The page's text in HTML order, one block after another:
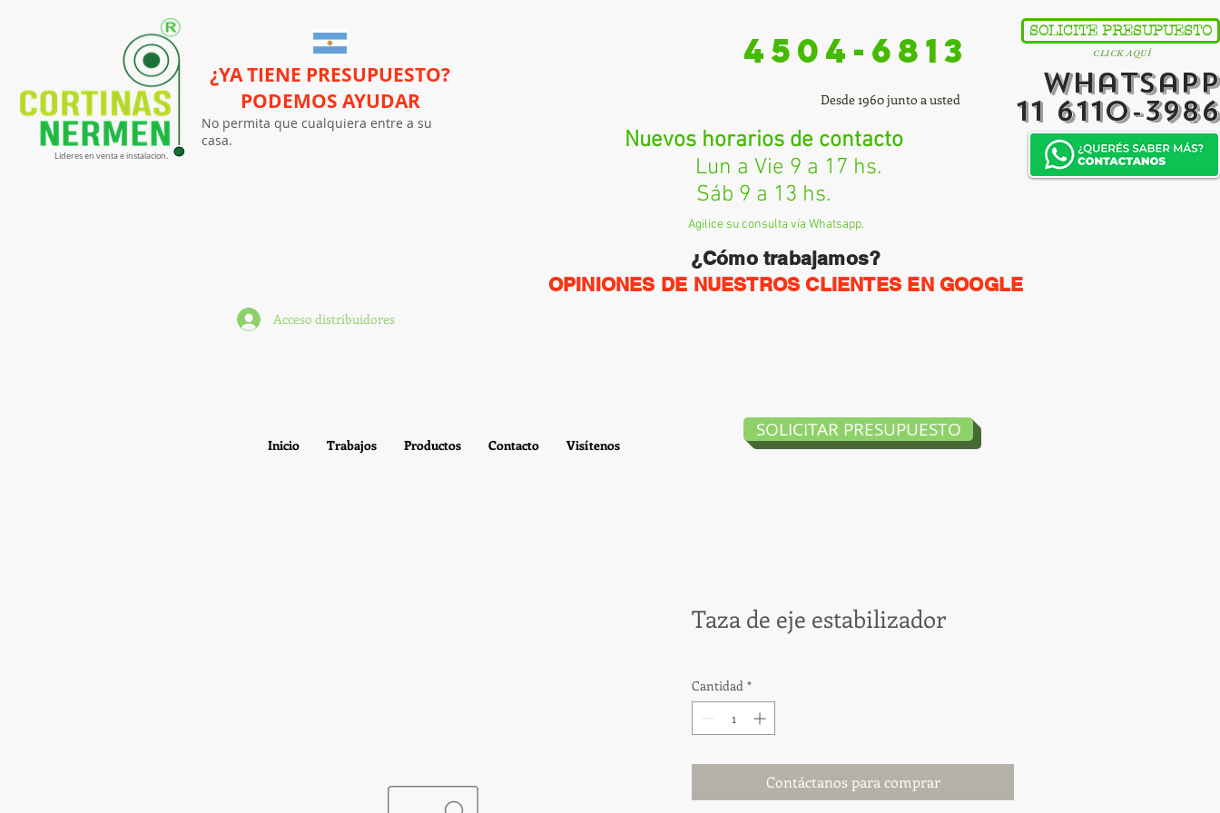
Lideres en venta e instalacion.
SOLICITE PRESUPUESTO
CLICK AQUÍ
Whatsapp
11 6110-3986
¿YA TIENE PRESUPUESTO?
PODEMOS AYUDAR
No permita que cualquiera entre a su
casa.
4504-6813
Desde 1960 junto a usted
Nuevos horarios de contacto
Lun a Vie 9 a 17 hs.
Sáb 9 a 13 hs.
Agilice su consulta vía Whatsapp.
¿Cómo trabajamos?
OPINIONES DE NUESTROS CLIENTES EN GOOGLE
Acceso distribuidores
Inicio Trabajos Productos Contacto Visítenos
SOLICITAR PRESUPUESTO
Taza de eje estabilizador
Cantidad *
Contáctanos para comprar